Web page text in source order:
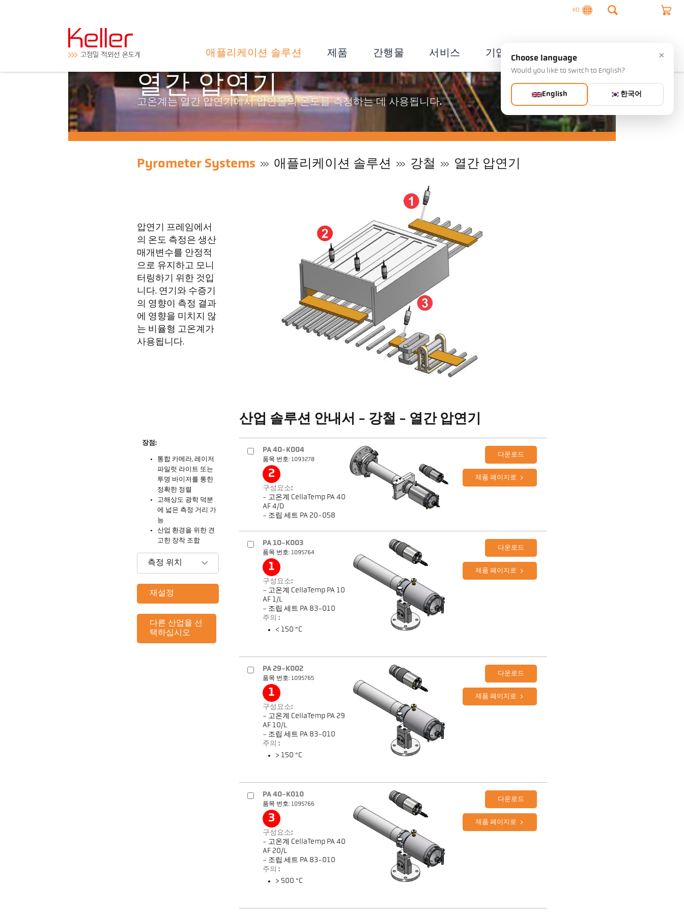
KO
애플리케이션 솔루션 제품 간행물 서비스 기업
열간 압연기
고온계는 열간 압연기에서 압연물의 온도를 측정하는 데 사용됩니다.
Pyrometer Systems 애플리케이션 솔루션 강철 열간 압연기
압연기 프레임에서
의 온도 측정은 생산
매개변수를 안정적
으로 유지하고 모니
터링하기 위한 것입
니다. 연기와 수증기
의 영향이 측정 결과
에 영향을 미치지 않
는 비율형 고온계가
사용됩니다.
산업 솔루션 안내서 - 강철 - 열간 압연기
장점:
통합 카메라, 레이저
파일럿 라이트 또는
투명 바이저를 통한
정확한 정렬
고해상도 광학 덕분
에 넓은 측정 거리 가
능
산업 환경을 위한 견
고한 장착 조합
측정 위치
재설정
다른 산업을 선
택하십시오
PA 40-K004
품목 번호: 1093278
2
구성요소:
- 고온계 CellaTemp PA 40
AF 4/D
- 조립 세트 PA 20-058
다운로드
제품 페이지로
PA 10-K003
품목 번호: 1095764
1
구성요소:
- 고온계 CellaTemp PA 10
AF 1/L
- 조립 세트 PA 83-010
주의 :
< 150 °C
다운로드
제품 페이지로
PA 29-K002
품목 번호: 1095765
1
구성요소:
- 고온계 CellaTemp PA 29
AF 10/L
- 조립 세트 PA 83-010
주의 :
> 150 °C
다운로드
제품 페이지로
PA 40-K010
품목 번호: 1095766
3
구성요소:
- 고온계 CellaTemp PA 40
AF 20/L
- 조립 세트 PA 83-010
주의 :
> 500 °C
다운로드
제품 페이지로
×
Choose language
Would you like to switch to English?
English 한국어